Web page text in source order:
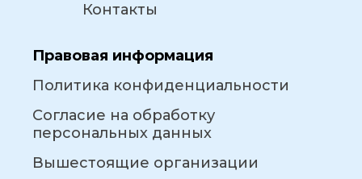
Контакты
Правовая информация
Политика конфиденциальности
Согласие на обработку
персональных данных
Вышестоящие организации